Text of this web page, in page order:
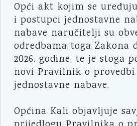
Opći akt kojim se
i postupci jednostavne
nabave naručitelji su
odredbama toga Zakona
2026. godine, te je stoga
novi Pravilnik o provedbi
jednostavne nabave.
Općina Kali objavljuje